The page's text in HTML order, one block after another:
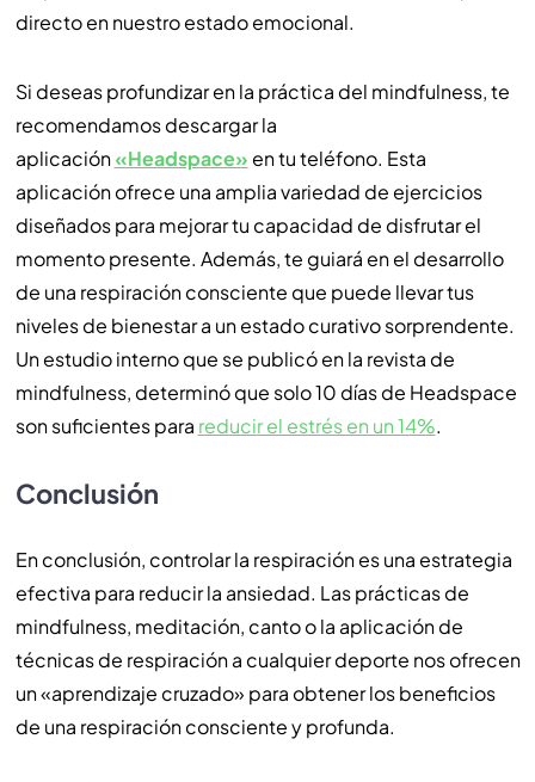
directo en nuestro estado emocional.
Si deseas profundizar en la práctica del mindfulness, te
recomendamos descargar la
aplicación«Headspace»en tu teléfono. Esta
aplicación ofrece una amplia variedad de ejercicios
diseñados para mejorar tu capacidad de disfrutar el
momento presente. Además, te guiará en el desarrollo
de una respiración consciente que puede llevar tus
niveles de bienestar a un estado curativo sorprendente.
Un estudio interno que se publicó en la revista de
mindfulness, determinó que solo 10 días de Headspace
son suficientes para reducir el estrés en un 14%.
Conclusión
En conclusión, controlar la respiración es una estrategia
efectiva para reducir la ansiedad. Las prácticas de
mindfulness, meditación, canto o la aplicación de
técnicas de respiración a cualquier deporte nos ofrecen
un «aprendizaje cruzado» para obtener los beneficios
de una respiración consciente y profunda.